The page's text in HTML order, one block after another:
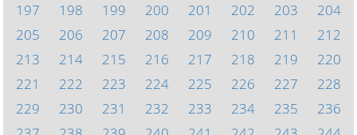
197
198 199 200 201 202 203
204
205
206 207 208 209 210 211
212
213
214 215 216 217 218 219
220
221
222 223 224 225 226 227
228
229
230 231 232 233 234 235
236